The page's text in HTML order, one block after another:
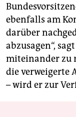
ebenfalls am
darüber
abzusagen“,
miteinander zu
die verweigerte
– wird er zur